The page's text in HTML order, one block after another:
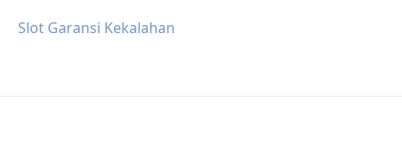
Slot Garansi Kekalahan